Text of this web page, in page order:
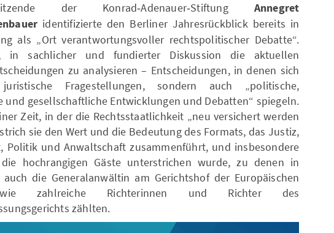
der Konrad‑Adenauer‑Stiftung Annegret
identifizierte den Berliner Jahresrückblick bereits in
als „Ort verantwortungsvoller rechtspolitischer Debatte“.
sachlicher und fundierter Diskussion die aktuellen
zu analysieren – Entscheidungen, in denen sich
Fragestellungen, sondern auch „politische,
und gesellschaftliche Entwicklungen und Debatten“ spiegeln.
Zeit, in der die Rechtsstaatlichkeit „neu versichert werden
sie den Wert und die Bedeutung des Formats, das Justiz,
Politik und Anwaltschaft zusammenführt, und insbesondere
hochrangigen Gäste unterstrichen wurde, zu denen in
die Generalanwältin am Gerichtshof der Europäischen
zahlreiche Richterinnen und Richter des
zählten.